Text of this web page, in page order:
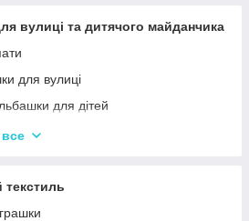
вулиці та дитячого майданчика
для вулиці
для дітей
дітей
майданчика
для вулиці